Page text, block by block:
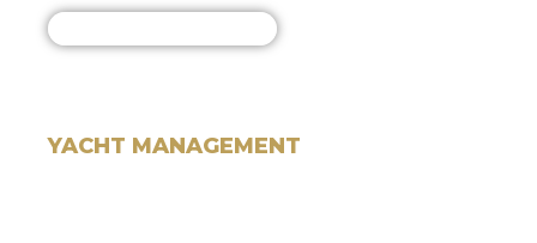
YACHT MANAGEMENT